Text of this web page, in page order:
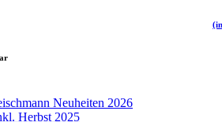
Neuheiten 2026
Herbst 2025